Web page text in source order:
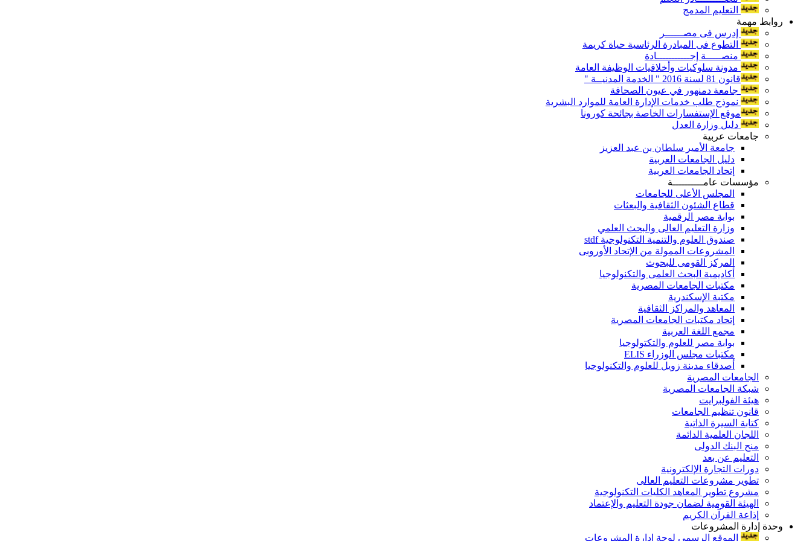
التعليم المدمج
روابط مهمة
إدرس فى مصــــــر
التطوع فى المبادرة الرئاسية حياة كريمة
منصـــــة إجـــــــــــادة
مدونة سلوكيات وأخلاقيات الوظيفة العامة
قانون 81 لسنة 2016 " الخدمة المدنيــة "
جامعة دمنهور في عيون الصحافة
نموذج طلب خدمات الإدارة العامة للموارد البشرية
موقع الإستفسارات الخاصة بجائحة كورونا
دليل وزارة العدل
جامعات عربية
جامعة الأمير سلطان بن عبد العزيز
دليل الجامعات العربية
إتحاد الجامعات العربية
مؤسسات عامــــــــــة
المجلس الأعلى للجامعات
قطاع الشئون الثقافية والبعثات
بوابة مصر الرقمية
وزارة التعليم العالى والبحث العلمي
صندوق العلوم والتنمية التكنولوجية stdf
المشروعات الممولة من الإتحاد الأوروبى
المركز القومى للبحوث
أكاديمية البحث العلمى والتكنولوجيا
مكتبات الجامعات المصرية
مكتبة الإسكندرية
المعاهد والمراكز الثقافية
إتحاد مكتبات الجامعات المصرية
مجمع اللغة العربية
بوابة مصر للعلوم والتكتولوجيا
مكتبات مجلس الوزراء ELIS
أصدقاء مدينة زويل للعلوم والتكنولوجيا
الجامعات المصرية
شبكة الجامعات المصرية
هيئة الفولبرايت
قانون تنظيم الجامعات
كتابة السيرة الذاتية
اللجان العلمية الدائمة
منح البنك الدولى
التعليم عن بعد
دورات التجارة الإلكترونية
تطوير مشروعات التعليم العالى
مشروع تطوير المعاهد الكليات التكنولوجية
الهيئة القومية لضمان جودة التعليم والإعتماد
إذاعة القرآن الكريم
وحدة إدارة المشروعات
الموقع الرسمى لوحة إدارة المشروعات